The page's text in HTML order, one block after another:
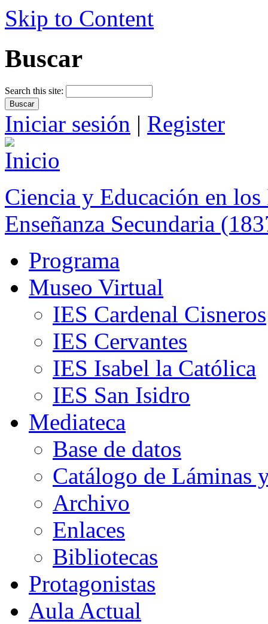
Skip to Content
Buscar
Search this site:
Iniciar sesión | Register
Ciencia y Educación en
Enseñanza Secundaria
Programa
Museo Virtual
IES Cardenal Cisneros
IES Cervantes
IES Isabel la Católica
IES San Isidro
Mediateca
Base de datos
Catálogo de Láminas
Archivo
Enlaces
Bibliotecas
Protagonistas
Aula Actual